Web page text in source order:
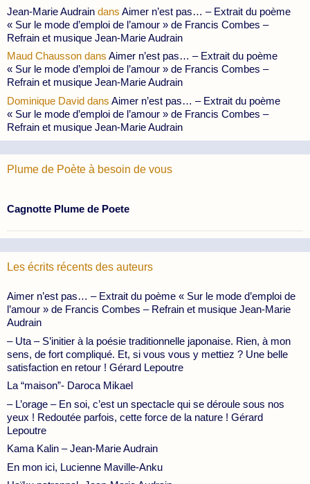
Jean-Marie Audrain dans Aimer n’est pas… – Extrait du poème
« Sur le mode d’emploi de l’amour » de Francis Combes –
Refrain et musique Jean-Marie Audrain
Maud Chausson dans Aimer n’est pas… – Extrait du poème
« Sur le mode d’emploi de l’amour » de Francis Combes –
Refrain et musique Jean-Marie Audrain
Dominique David dans Aimer n’est pas… – Extrait du poème
« Sur le mode d’emploi de l’amour » de Francis Combes –
Refrain et musique Jean-Marie Audrain
Plume de Poète à besoin de vous
Cagnotte Plume de Poete
Les écrits récents des auteurs
Aimer n’est pas… – Extrait du poème « Sur le mode d’emploi de
l’amour » de Francis Combes – Refrain et musique Jean-Marie
Audrain
– Uta – S’initier à la poésie traditionnelle japonaise. Rien, à mon
sens, de fort compliqué. Et, si vous vous y mettiez ? Une belle
satisfaction en retour ! Gérard Lepoutre
La “maison”- Daroca Mikael
– L’orage – En soi, c’est un spectacle qui se déroule sous nos
yeux ! Redoutée parfois, cette force de la nature ! Gérard
Lepoutre
Kama Kalin – Jean-Marie Audrain
En mon ici, Lucienne Maville-Anku